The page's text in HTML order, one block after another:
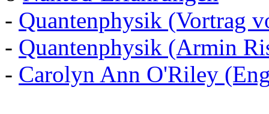
- Quantenphysik (Vortrag
- Quantenphysik (Armin
- Carolyn Ann O'Riley